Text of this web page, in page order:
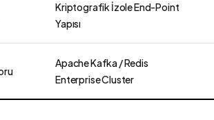
Kriptografik İzole End-Point
Yapısı
Apache Kafka / Redis
Enterprise Cluster